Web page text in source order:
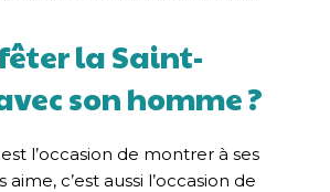
la Saint-
son homme ?
l’occasion de montrer à ses
aime, c’est aussi l’occasion de